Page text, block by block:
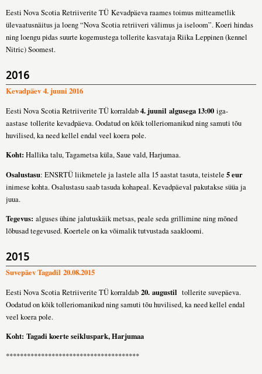
Eesti Nova Scotia Retriiverite TÜ Kevadpäeva raames toimus mitteametlik
ülevaatusnäitus ja loeng “Nova Scotia retriiveri välimus ja iseloom”. Koeri hindas
ning loengu pidas suurte kogemustega tollerite kasvataja Riika Leppinen (kennel
Nitric) Soomest.
2016
Kevadpäev 4. juuni 2016
Eesti Nova Scotia Retriiverite TÜ korraldab4. juunil algusega 13:00 iga-
aastase tollerite kevadpäeva. Oodatud on kõik tolleriomanikud ning samuti tõu
huvilised, ka need kellel endal veel koera pole.
Koht: Hallika talu, Tagametsa küla, Saue vald, Harjumaa.
Osalustasu: ENSRTÜ liikmetele ja lastele alla 15 aastat tasuta, teistele 5 eur
inimese kohta. Osalustasu saab tasuda kohapeal. Kevadpäeval pakutakse süüa ja
juua.
Tegevus: alguses ühine jalutuskäik metsas, peale seda grillimine ning mõned
lõbusad tegevused. Koertele on ka võimalik tutvustada saakloomi.
2015
Suvepäev Tagadil 20.08.2015
Eesti Nova Scotia Retriiverite TÜ korraldab 20. augustil tollerite suvepäeva.
Oodatud on kõik tolleriomanikud ning samuti tõu huvilised, ka need kellel endal
veel koera pole.
Koht: Tagadi koerte seikluspark, Harjumaa
**************************************